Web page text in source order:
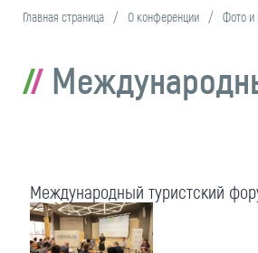
Главная страница О конференции Фото и
Международный туристский